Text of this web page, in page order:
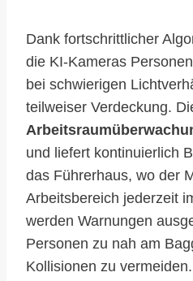
Dank fortschrittlicher
die KI-Kameras
bei schwierigen
teilweiser Verdeckung.
und liefert kontinuierlich
das Führerhaus, wo der
Arbeitsbereich jederzeit
werden Warnungen
Personen zu nah am
Kollisionen zu vermeiden.